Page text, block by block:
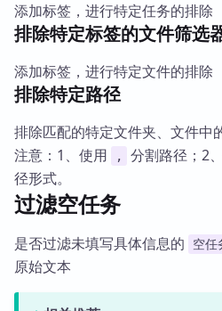
添加标签，进行特定任务的排除
排除特定标签的文件筛选
添加标签，进行特定文件的排除
排除特定路径
排除匹配的特定文件夹、文件中
注意：1、使用
, 分割路径；2
径形式。
过滤空任务
是否过滤未填写具体信息的 空任
原始文本